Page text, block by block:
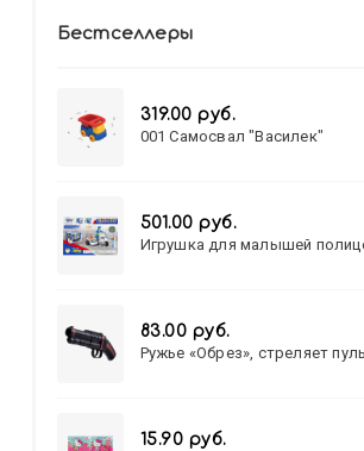
Бестселлеры
319.00 руб.
001 Самосвал "Василек"
501.00 руб.
Игрушка для малышей
83.00 руб.
Ружье «Обрез», стреляет
15.90 руб.